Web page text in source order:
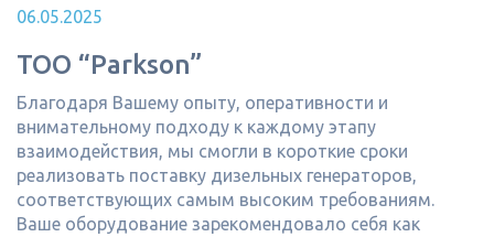
06.05.2025
ТОО “Parkson”
Благодаря Вашему опыту, оперативности и
внимательному подходу к каждому этапу
взаимодействия, мы смогли в короткие сроки
реализовать поставку дизельных генераторов,
соответствующих самым высоким требованиям.
Ваше оборудование зарекомендовало себя как